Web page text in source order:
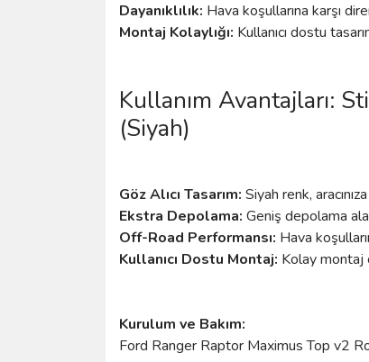
Dayanıklılık: Hava koşullarına karşı
Montaj Kolaylığı: Kullanıcı dostu
Kullanım Avantajları:
(Siyah)
Göz Alıcı Tasarım: Siyah renk,
Ekstra Depolama: Geniş depolama
Off-Road Performansı: Hava
Kullanıcı Dostu Montaj: Kolay montaj
Kurulum ve Bakım:
Ford Ranger Raptor Maximus Top v2